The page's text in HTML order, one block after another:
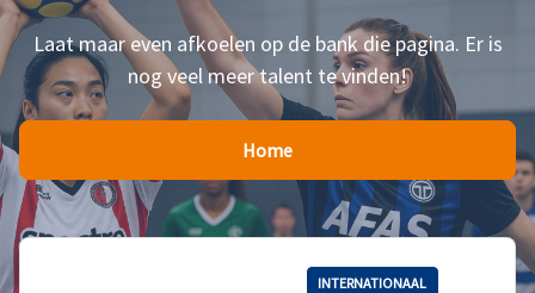
Laat maar even afkoelen op de bank die pagina. Er is
nog veel meer talent te vinden!
Home
INTERNATIONAAL